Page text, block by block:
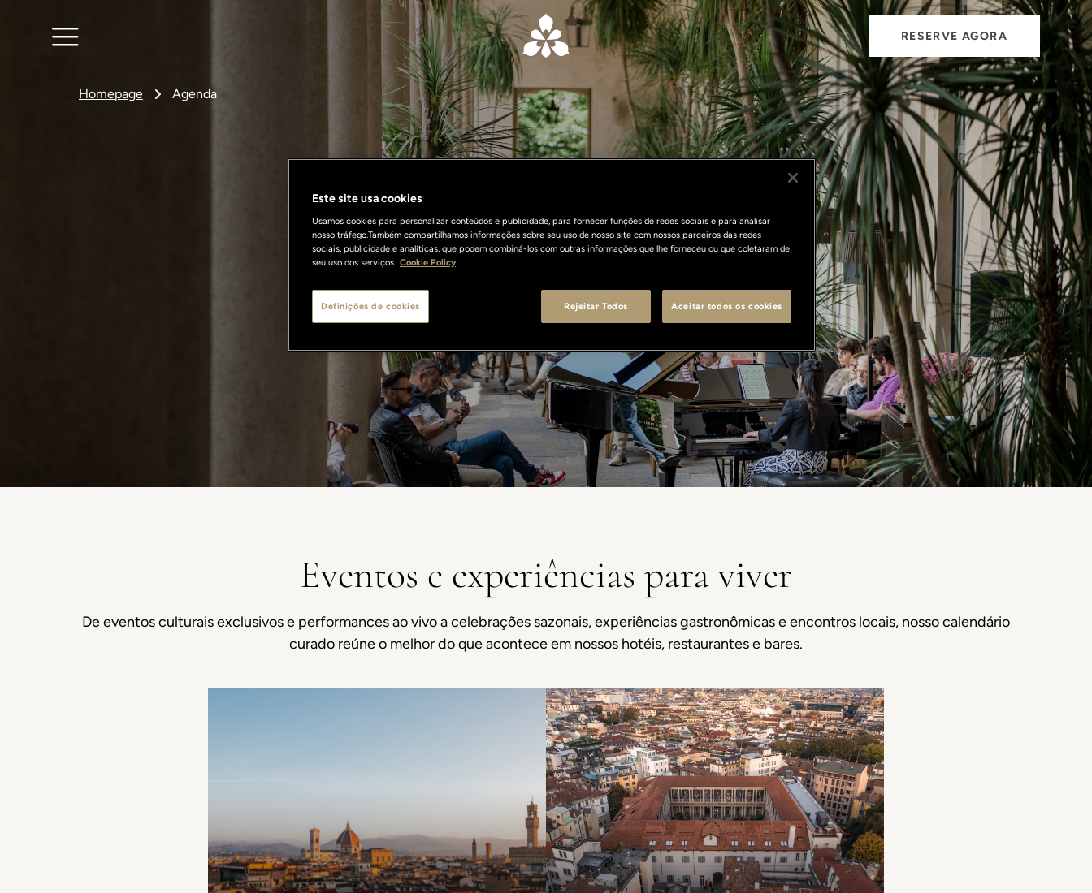
RESERVE AGORA
Homepage Agenda
What's On
Eventos e experiências para viver
De eventos culturais exclusivos e performances ao vivo a celebrações sazonais, experiências gastronômicas e encontros locais, nosso calendário
curado reúne o melhor do que acontece em nossos hotéis, restaurantes e bares.
Este site usa cookies
Usamos cookies para personalizar conteúdos e publicidade, para fornecer funções de redes sociais e para analisar
nosso tráfego.Também compartilhamos informações sobre seu uso de nosso site com nossos parceiros das redes
sociais, publicidade e analíticas, que podem combiná-los com outras informações que lhe forneceu ou que coletaram de
seu uso dos serviços. Cookie Policy
Rejeitar Todos Aceitar todos os cookies
Definições de cookies